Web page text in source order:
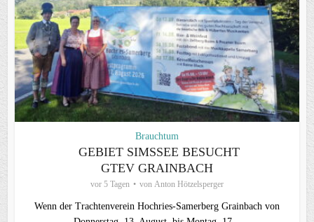
Brauchtum
GEBIET SIMSSEE BESUCHT
GTEV GRAINBACH
vor 5 Tagen von Anton Hötzelsperger
Wenn der Trachtenverein Hochries-Samerberg Grainbach von